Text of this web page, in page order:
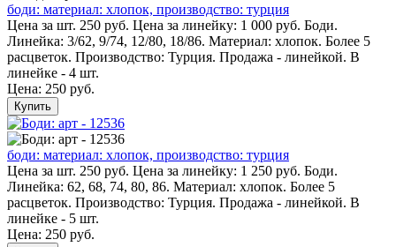
боди: материал: хлопок, производство: турция
Цена за шт. 250 руб. Цена за линейку: 1 000 руб. Боди.
Линейка: 3/62, 9/74, 12/80, 18/86. Материал: хлопок. Более 5
расцветок. Производство: Турция. Продажа - линейкой. В
линейке - 4 шт.
Цена: 250 руб.
Купить
боди: материал: хлопок, производство: турция
Цена за шт. 250 руб. Цена за линейку: 1 250 руб. Боди.
Линейка: 62, 68, 74, 80, 86. Материал: хлопок. Более 5
расцветок. Производство: Турция. Продажа - линейкой. В
линейке - 5 шт.
Цена: 250 руб.